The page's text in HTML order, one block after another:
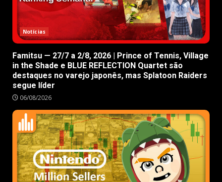
Notícias
Famitsu — 27/7 a 2/8, 2026 | Prince of Tennis, Village
in the Shade e BLUE REFLECTION Quartet são
destaques no varejo japonês, mas Splatoon Raiders
segue líder
06/08/2026